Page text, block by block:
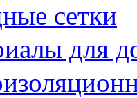
сетки
для